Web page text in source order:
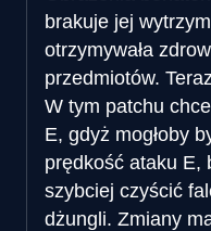
brakuje jej
otrzymywała
przedmiotów.
W tym patchu
E, gdyż mogłoby
prędkość ataku E,
szybciej czyścić
dżungli. Zmiany